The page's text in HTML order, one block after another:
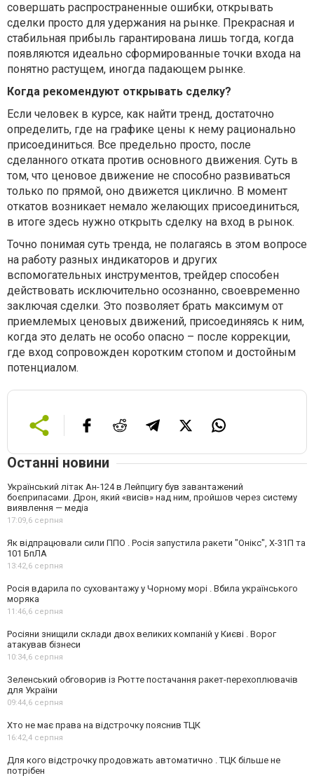
совершать распространенные ошибки, открывать
сделки просто для удержания на рынке. Прекрасная и
стабильная прибыль гарантирована лишь тогда, когда
появляются идеально сформированные точки входа на
понятно растущем, иногда падающем рынке.
Когда рекомендуют открывать сделку?
Если человек в курсе, как найти тренд, достаточно
определить, где на графике цены к нему рационально
присоединиться. Все предельно просто, после
сделанного отката против основного движения. Суть в
том, что ценовое движение не способно развиваться
только по прямой, оно движется циклично. В момент
откатов возникает немало желающих присоединиться,
в итоге здесь нужно открыть сделку на вход в рынок.
Точно понимая суть тренда, не полагаясь в этом вопросе
на работу разных индикаторов и других
вспомогательных инструментов, трейдер способен
действовать исключительно осознанно, своевременно
заключая сделки. Это позволяет брать максимум от
приемлемых ценовых движений, присоединяясь к ним,
когда это делать не особо опасно – после коррекции,
где вход сопровожден коротким стопом и достойным
потенциалом.
Останні новини
Український літак Ан-124 в Лейпцигу був завантажений
боєприпасами. Дрон, який «висів» над ним, пройшов через систему
виявлення — медіа
17:09,6 серпня
Як відпрацювали сили ППО . Росія запустила ракети "Онікс", Х-31П та
101 БпЛА
13:42,6 серпня
Росія вдарила по суховантажу у Чорному морі . Вбила українського
моряка
11:46,6 серпня
Росіяни знищили склади двох великих компаній у Києві . Ворог
атакував бізнеси
10:34,6 серпня
Зеленський обговорив із Рютте постачання ракет-перехоплювачів
для України
09:44,6 серпня
Хто не має права на відстрочку пояснив ТЦК
16:42,4 серпня
Для кого відстрочку продовжать автоматично . ТЦК більше не
потрібен